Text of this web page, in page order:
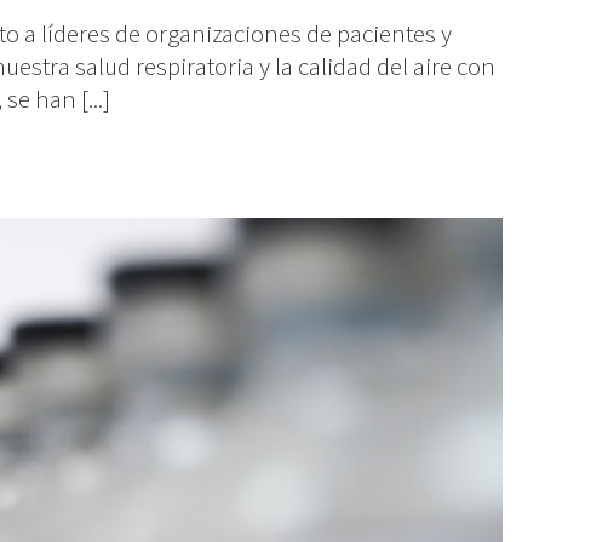
a líderes de organizaciones de pacientes y
salud respiratoria y la calidad del aire con
han [...]